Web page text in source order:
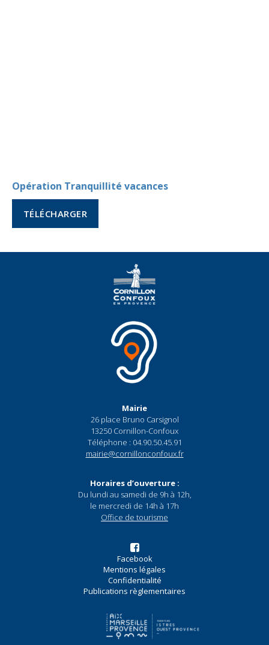
Opération Tranquillité vacances
TÉLÉCHARGER
Mairie
26 place Bruno Carsignol
13250 Cornillon-Confoux
Téléphone : 04.90.50.45.91
mairie@cornillonconfoux.fr
Horaires d’ouverture :
Du lundi au samedi de 9h à 12h,
le mercredi de 14h à 17h
Office de tourisme
Facebook
Mentions légales
Confidentialité
Publications règlementaires